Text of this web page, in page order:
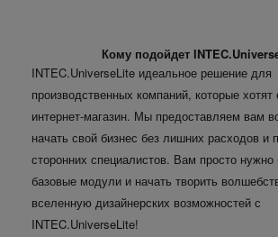
Кому подойдет
INTEC.UniverseLite идеальное решение для
производственных компаний, которые хотят
интернет-магазин. Мы предоставляем вам
начать свой бизнес без лишних расходов и
сторонних специалистов. Вам просто нужно
базовые модули и начать творить
вселенную дизайнерских возможностей с
INTEC.UniverseLite!